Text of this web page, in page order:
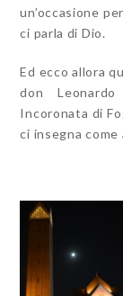
un’occasione
ci parla di Dio.
Ed ecco allora
don
Incoronata di
ci insegna come